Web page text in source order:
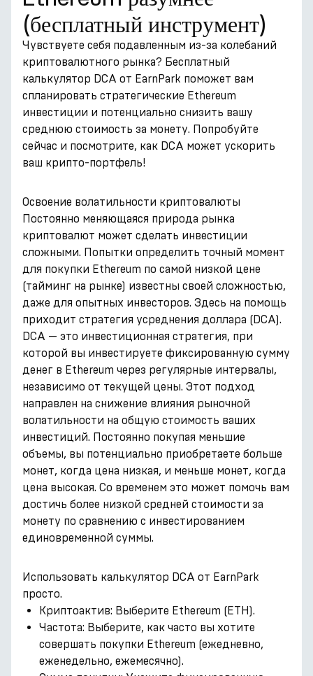
(бесплатный инструмент)
Чувствуете себя подавленным из-за колебаний
криптовалютного рынка? Бесплатный
калькулятор DCA от EarnPark поможет вам
спланировать стратегические Ethereum
инвестиции и потенциально снизить вашу
среднюю стоимость за монету. Попробуйте
сейчас и посмотрите, как DCA может ускорить
ваш крипто-портфель!
Освоение волатильности криптовалюты
Постоянно меняющаяся природа рынка
криптовалют может сделать инвестиции
сложными. Попытки определить точный момент
для покупки Ethereum по самой низкой цене
(тайминг на рынке) известны своей сложностью,
даже для опытных инвесторов. Здесь на помощь
приходит стратегия усреднения доллара (DCA).
DCA — это инвестиционная стратегия, при
которой вы инвестируете фиксированную сумму
денег в Ethereum через регулярные интервалы,
независимо от текущей цены. Этот подход
направлен на снижение влияния рыночной
волатильности на общую стоимость ваших
инвестиций. Постоянно покупая меньшие
объемы, вы потенциально приобретаете больше
монет, когда цена низкая, и меньше монет, когда
цена высокая. Со временем это может помочь вам
достичь более низкой средней стоимости за
монету по сравнению с инвестированием
единовременной суммы.
Использовать калькулятор DCA от EarnPark
просто.
Криптоактив: Выберите Ethereum (ETH).
Частота: Выберите, как часто вы хотите
совершать покупки Ethereum (ежедневно,
еженедельно, ежемесячно).